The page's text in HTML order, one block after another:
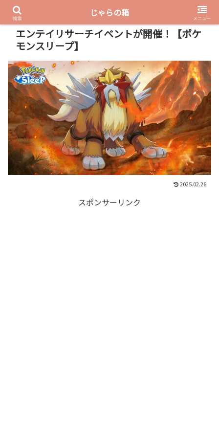
PR
エンテイリサーチイベントが開催！【ポケ
モンスリープ】
2025.02.26
スポンサーリンク
検索
じゃらの箱
メニュー